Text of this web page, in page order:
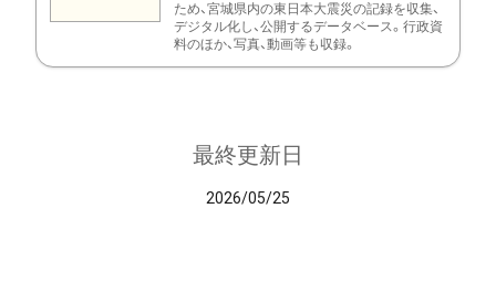
ため、宮城県内の東日本大震災の記録を収集、
デジタル化し、公開するデータベース。行政資
料のほか、写真、動画等も収録。
最終更新日
2026/05/25